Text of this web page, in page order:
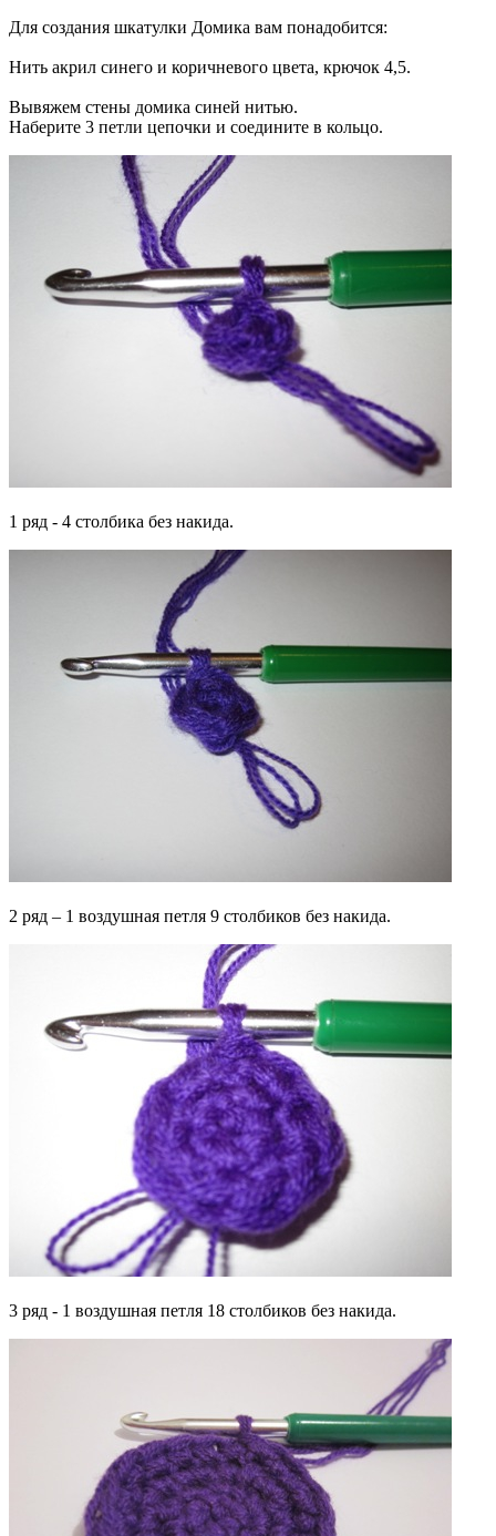
Для создания шкатулки Домика вам понадобится:
Нить акрил синего и коричневого цвета, крючок 4,5.
Вывяжем стены домика синей нитью.
Наберите 3 петли цепочки и соедините в кольцо.
1 ряд - 4 столбика без накида.
2 ряд – 1 воздушная петля 9 столбиков без накида.
3 ряд - 1 воздушная петля 18 столбиков без накида.